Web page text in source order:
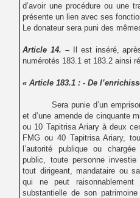
d’avoir une procédure ou une
présente un lien avec ses
Le donateur sera puni des
Article 14. –
Il est inséré,
numérotés 183.1 et 183.2 ainsi
« Article 183.1 : - De
Sera punie d’un
et d’une amende de cinquante
ou 10 Tapitrisa Ariary à deux
FMG ou 40 Tapitrisa Ariary,
l’autorité publique ou
public, toute personne
tout dirigeant, mandataire ou
qui ne peut raisonnablement
substantielle de son